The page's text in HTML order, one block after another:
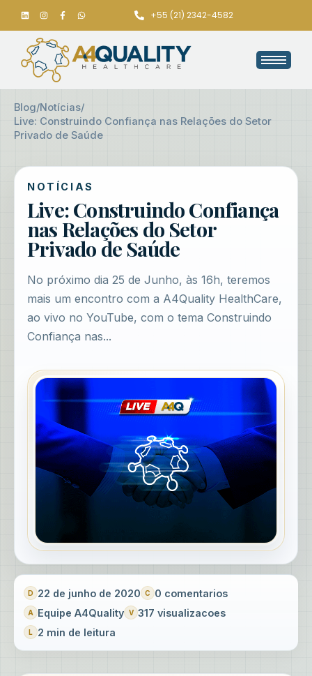
+55 (21) 2342-4582
Blog/Notícias/
Live: Construindo Confiança nas Relações do Setor
Privado de Saúde
NOTÍCIAS
Live: Construindo Confiança
nas Relações do Setor
Privado de Saúde
No próximo dia 25 de Junho, às 16h, teremos
mais um encontro com a A4Quality HealthCare,
ao vivo no YouTube, com o tema Construindo
Confiança nas...
22 de junho de 2020
0 comentarios
Equipe A4Quality
317 visualizacoes
2 min de leitura